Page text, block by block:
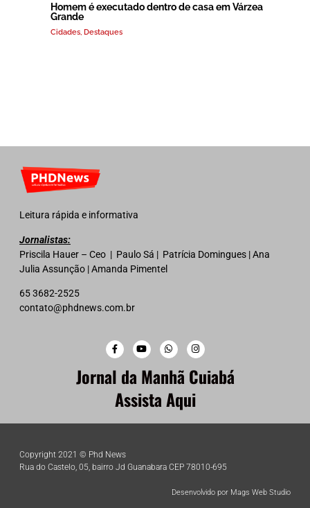
Homem é executado dentro de casa em Várzea
Grande
Cidades, Destaques
Leitura rápida e informativa
Jornalistas:
Priscila Hauer – Ceo | Paulo Sá | Patrícia Domingues | Ana
Julia Assunção | Amanda Pimentel
65 3682-2525
contato@phdnews.com.br
Jornal da Manhã Cuiabá
Assista Aqui
Copyright 2021 © Phd News
Rua do Castelo, 05, bairro Jd Guanabara CEP 78010-695
Desenvolvido por Mags Web Studio